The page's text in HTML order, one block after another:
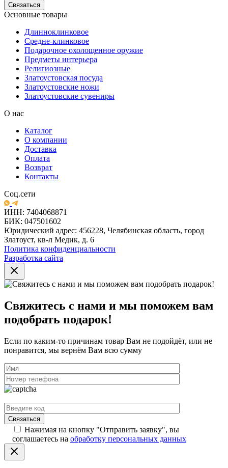
Связаться
Основные товары
Длинноклинковое
Средне-клинковое
Подарочное охолощенное оружие
Предметы интерьера
Религиозные
Златоустовская посуда
Златоустовские ножи
Златоустовские сувениры
О нас
Каталог
О компании
Доставка
Оплата
Возврат
Контакты
Соц.сети
ИНН: 7404068871
БИК: 047501602
Юридический адрес: 456228, Челябинская область, город
Златоуст, кв-л Медик, д. 6
Политика конфиденциальности
Разработка сайта
Свяжитесь с нами и мы поможем вам
подобрать подарок!
Если по каким-то причинам товар Вам не подойдёт, или не
понравится, мы вернём Вам всю сумму
Нажимая на кнопку "Отправить заявку", вы
соглашаетесь на обработку персональных данных